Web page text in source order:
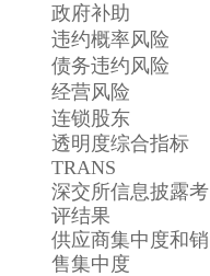
政府补助
违约概率风险
债务违约风险
经营风险
连锁股东
透明度综合指标
TRANS
深交所信息披露考
评结果
供应商集中度和销
售集中度